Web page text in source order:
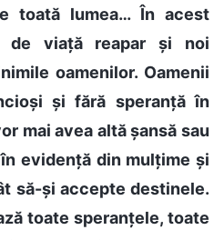
toată lumea… În acest
de viață reapar și noi
oamenilor. Oamenii
și fără speranță în
mai avea altă șansă sau
evidență din mulțime și
să-și accepte destinele.
toate speranțele, toate